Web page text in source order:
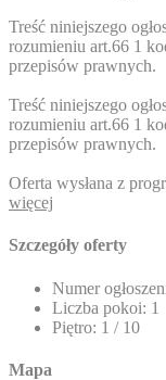
Treść niniejszego
rozumieniu art.66 1
przepisów prawnych.
Treść niniejszego
rozumieniu art.66 1
przepisów prawnych.
Oferta wysłana z
więcej
Szczegóły oferty
Numer
Liczba pokoi: 1
Piętro: 1 / 10
Mapa